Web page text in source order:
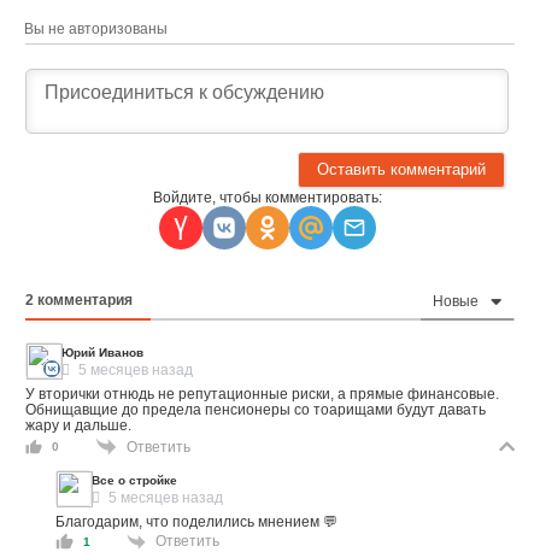
Вы не авторизованы
Войдите, чтобы комментировать:
2 комментария Новые
Юрий Иванов
5 месяцев назад
У вторички отнюдь не репутационные риски, а прямые финансовые.
Обнищавщие до предела пенсионеры со тоарищами будут давать
жару и дальше.
0 Ответить
Все о стройке
5 месяцев назад
Благодарим, что поделились мнением 💬
1 Ответить